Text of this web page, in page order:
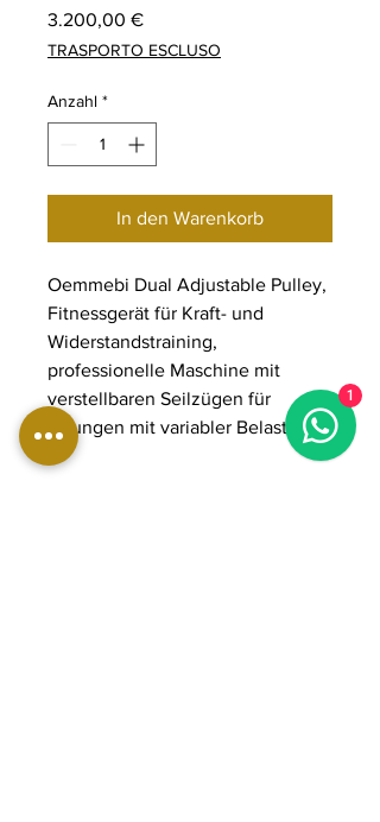
3.200,00 €Preis
TRASPORTO ESCLUSO
Anzahl *
In den Warenkorb
Oemmebi Dual Adjustable Pulley,
Fitnessgerät für Kraft- und
Widerstandstraining,
professionelle Maschine mit
verstellbaren Seilzügen für
Übungen mit variabler Belastung
1